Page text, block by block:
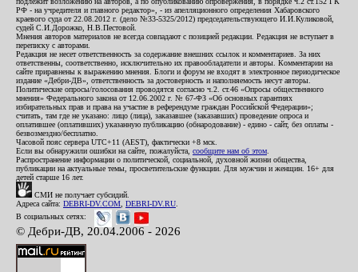
РФ - на учредителя и главного редактор», - из апелляционного определения Хабаровского
краевого суда от 22.08.2012 г. (дело №33-5325/2012) председательствующего И.И.Куликовой,
судей С.И.Дорожко, Н.В.Пестовой.
Мнения авторов материалов не всегда совпадают с позицией редакции. Редакция не вступает в
переписку с авторами.
Редакция не несет ответственность за содержание внешних ссылок и комментариев. За них
ответственны, соответственно, исключительно их правообладатели и авторы. Комментарии на
сайте приравнены к выражению мнения. Блоги и форум не входят в электронное периодическое
издание «Дебри-ДВ», ответственность за достоверность и наполняемость несут авторы.
Политические опросы/голосования проводятся согласно ч.2. ст.46 «Опросы общественного
мнения» Федерального закона от 12.06.2002 г. № 67-ФЗ «Об основных гарантиях
избирательных прав и права на участие в референдуме граждан Российской Федерации»;
считать, там где не указано: лицо (лица), заказавшее (заказавших) проведение опроса и
оплатившее (оплативших) указанную публикацию (обнародование) - едино - сайт, без оплаты -
безвозмездно/бесплатно.
Часовой пояс сервера UTC+11 (AEST), фактически +8 мск.
Если вы обнаружили ошибки на сайте, пожалуйста, сообщите нам об этом
Распространение информации о политической, социальной, духовной жизни общества,
публикации на актуальные темы, просветительские функции. Для мужчин и женщин. 16+ для
детей старше 16 лет.
СМИ не получает субсидий.
Адреса сайта: DEBRI-DV.COM DEBRI-DV.RU
В социальных сетях:
© Дебри-ДВ, 20.04.2006 - 2026